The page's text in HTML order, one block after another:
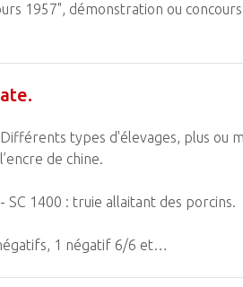
1957", démonstration ou
Différents types d'élevages, plus ou
l’encre de chine.
- SC 1400 : truie allaitant des porcins.
1 négatif 6/6 et…